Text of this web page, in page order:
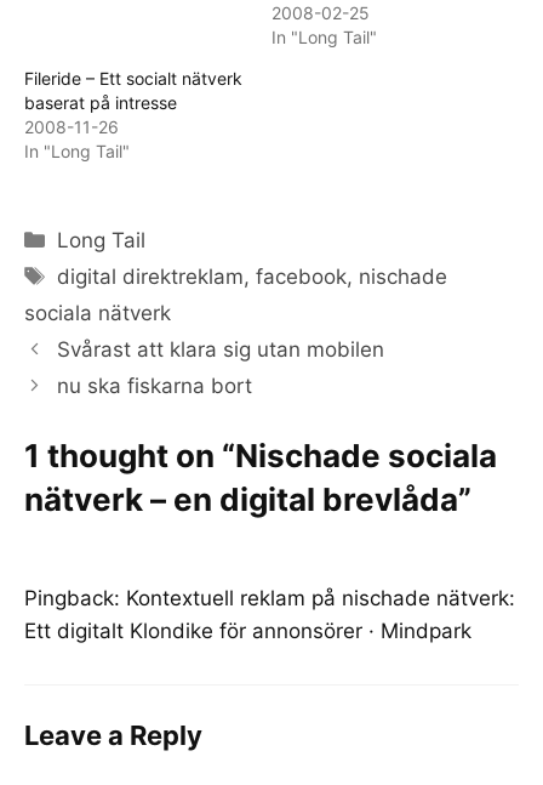
2008-02-25
In "Long Tail"
Fileride – Ett socialt nätverk
baserat på intresse
2008-11-26
In "Long Tail"
Categories
Long Tail
Tags
digital direktreklam,facebook, nischade
sociala nätverk
Svårast att klara sig utan mobilen
nu ska fiskarna bort
1 thought on “Nischade sociala
nätverk – en digital brevlåda”
Pingback: Kontextuell reklam på nischade nätverk:
Ett digitalt Klondike för annonsörer · Mindpark
Leave a Reply